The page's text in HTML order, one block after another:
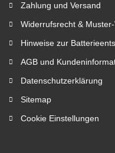
Zahlung und Versand
Widerrufsrecht &
Hinweise zur
AGB und
Datenschutzerklärung
Sitemap
Cookie Einstellungen